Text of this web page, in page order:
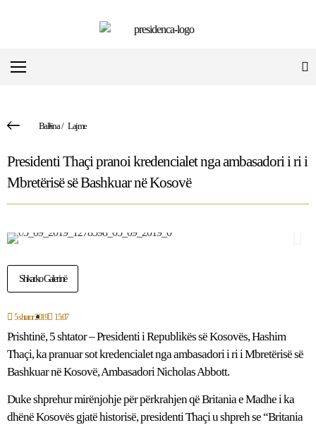
Ballina/ Lajme
Presidenti Thaçi pranoi kredencialet nga ambasadori i ri i
Mbretërisë së Bashkuar në Kosovë
Shkarko Galerinë
5 shtator 2019 15:07
Prishtinë, 5 shtator – Presidenti i Republikës së Kosovës, Hashim
Thaçi, ka pranuar sot kredencialet nga ambasadori i ri i Mbretërisë së
Bashkuar në Kosovë, Ambasadori Nicholas Abbott.
Duke shprehur mirënjohje për përkrahjen që Britania e Madhe i ka
dhënë Kosovës gjatë historisë, presidenti Thaçi u shpreh se “Britania